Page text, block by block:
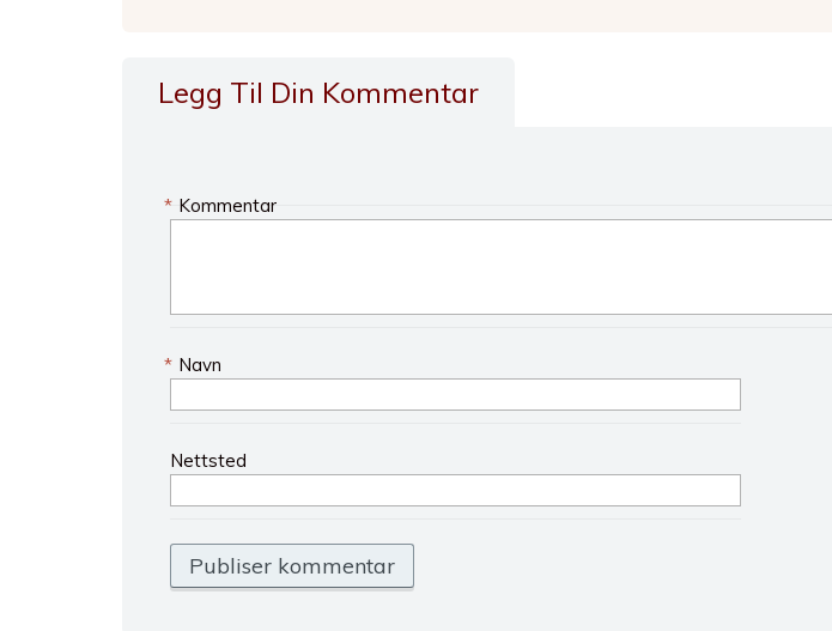
Legg Til Din Kommentar
Kommentar
*
Navn
*
Nettsted